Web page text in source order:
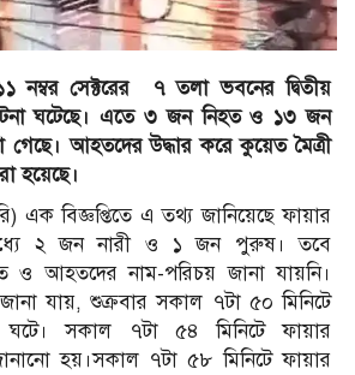
নম্বর সেক্টরের ৭ তলা ভবনের দ্বিতীয়
ঘটনা ঘটেছে। এতে ৩ জন নিহত ও ১৩ জন
আহতদের উদ্ধার করে কুয়েত মৈত্রী
হয়েছে।
এক বিজ্ঞপ্তিতে এ তথ্য জানিয়েছে ফায়ার
মধ্যে ২ জন নারী ও ১ জন পুরুষ। তবে
ও আহতদের নাম-পরিচয় জানা যায়নি।
জানা যায়, শুক্রবার সকাল ৭টা ৫০ মিনিটে
ঘটে। সকাল ৭টা ৫৪ মিনিটে ফায়ার
হয়।সকাল ৭টা ৫৮ মিনিটে ফায়ার